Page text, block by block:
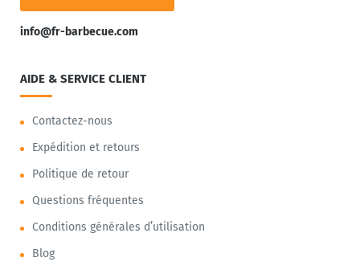
info@fr-barbecue.com
AIDE & SERVICE CLIENT
Contactez-nous
Expédition et retours
Politique de retour
Questions fréquentes
Conditions générales d’utilisation
Blog